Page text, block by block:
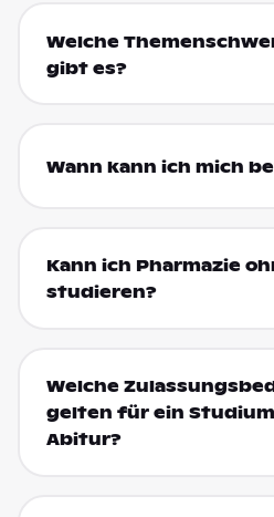
Welche
gibt es?
Wann kann ich mich
Kann ich Pharmazie
studieren?
Welche
gelten für ein
Abitur?